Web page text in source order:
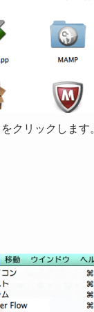
クリックします